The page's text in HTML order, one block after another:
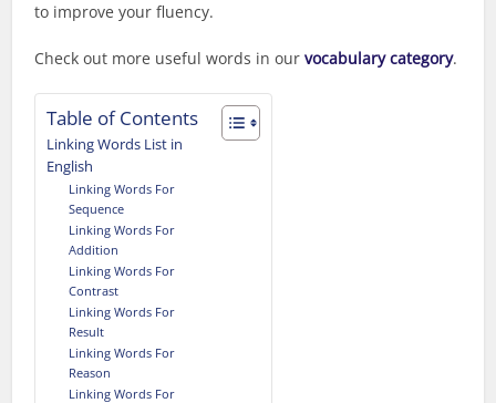
to improve your fluency.
Check out more useful words in ourvocabulary category.
Table of Contents
Linking Words List in
English
Linking Words For
Sequence
Linking Words For
Addition
Linking Words For
Contrast
Linking Words For
Result
Linking Words For
Reason
Linking Words For